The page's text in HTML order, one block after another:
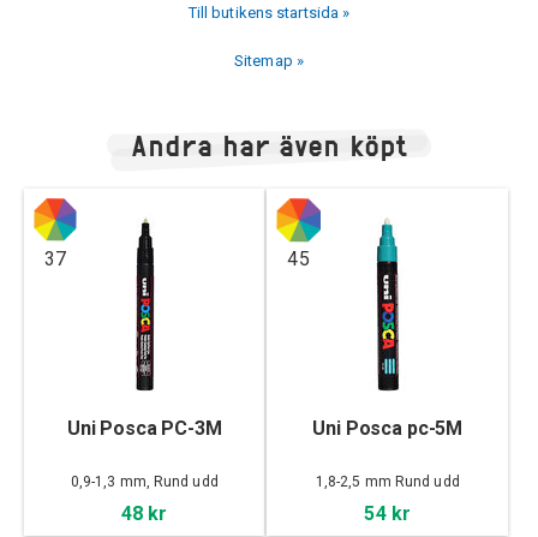
Till butikens startsida »
Sitemap »
Andra har även köpt
37
Uni Posca PC-3M
0,9-1,3 mm, Rund udd
48 kr
45
Uni Posca pc-5M
1,8-2,5 mm Rund udd
54 kr